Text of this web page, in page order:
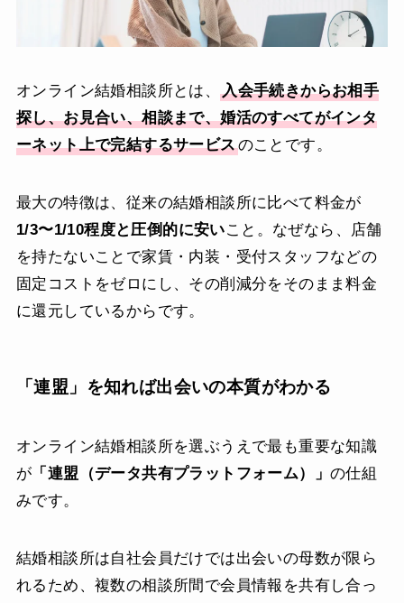
オンライン結婚相談所とは、入会手続きからお相手
探し、お見合い、相談まで、婚活のすべてがインタ
ーネット上で完結するサービスのことです。
最大の特徴は、従来の結婚相談所に比べて料金が
1/3〜1/10程度と圧倒的に安いこと。なぜなら、店舗
を持たないことで家賃・内装・受付スタッフなどの
固定コストをゼロにし、その削減分をそのまま料金
に還元しているからです。
「連盟」を知れば出会いの本質がわかる
オンライン結婚相談所を選ぶうえで最も重要な知識
が 「連盟（データ共有プラットフォーム）」 の仕組
みです。
結婚相談所は自社会員だけでは出会いの母数が限ら
れるため、複数の相談所間で会員情報を共有し合っ